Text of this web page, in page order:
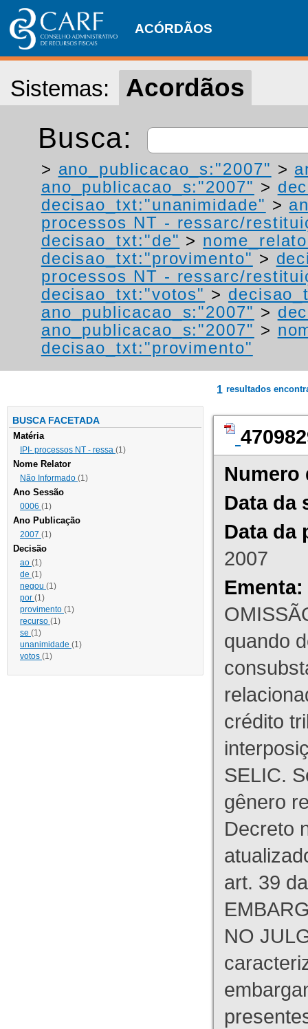
ACÓRDÃOS
Sistemas: Acordãos
Busca:
> ano_publicacao_s:"2007" >
ano_publicacao_s:"2007" >
decisao_txt:"unanimidade" >
processos NT - ressarc/
decisao_txt:"de" >
decisao_txt:"provimento" >
processos NT - ressarc/
decisao_txt:"votos" >
ano_publicacao_s:"2007" >
ano_publicacao_s:"2007" >
decisao_txt:"provimento"
BUSCA FACETADA
Matéria
IPI- processos NT - ressa (1)
Nome Relator
Não Informado (1)
Ano Sessão
0006 (1)
Ano Publicação
2007 (1)
Decisão
ao (1)
de (1)
negou (1)
por (1)
provimento (1)
recurso (1)
se (1)
unanimidade (1)
votos (1)
1 resultados
Numero
Data da
Data da
2007
Ementa:
quando
crédito
SELIC.
gênero
Decreto
art. 39
NO